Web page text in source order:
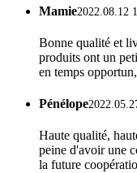
Mamie2022.08.12
Bonne qualité et
produits ont un
en temps
Pénélope
Haute qualité,
peine d'avoir une
la future